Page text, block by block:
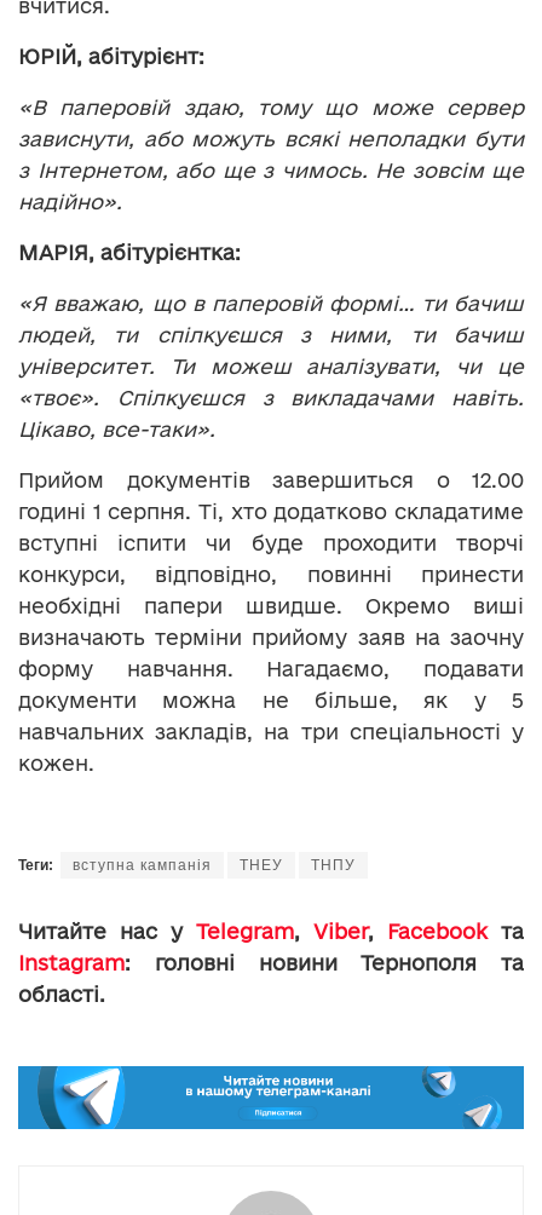
вчитися.
ЮРІЙ, абітурієнт:
«В паперовій здаю, тому що може сервер
зависнути, або можуть всякі неполадки бути
з Інтернетом, або ще з чимось. Не зовсім ще
надійно».
МАРІЯ, абітурієнтка:
«Я вважаю, що в паперовій формі… ти бачиш
людей, ти спілкуєшся з ними, ти бачиш
університет. Ти можеш аналізувати, чи це
«твоє». Спілкуєшся з викладачами навіть.
Цікаво, все-таки».
Прийом документів завершиться о 12.00
годині 1 серпня. Ті, хто додатково складатиме
вступні іспити чи буде проходити творчі
конкурси, відповідно, повинні принести
необхідні папери швидше. Окремо виші
визначають терміни прийому заяв на заочну
форму навчання. Нагадаємо, подавати
документи можна не більше, як у 5
навчальних закладів, на три спеціальності у
кожен.
Теги: вступна кампанія ТНЕУ ТНПУ
Читайте нас у Telegram, Viber, Facebookта
Instagram: головні новини Тернополя та
області.